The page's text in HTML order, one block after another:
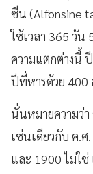
ซีน (Alfonsine
ใช้เวลา 365 วัน
ความแตกต่างนี้
ปีที่หารด้วย 400
นั่นหมายความว่
เช่นเดียวกับ ค.
และ 1900 ไม่ใ